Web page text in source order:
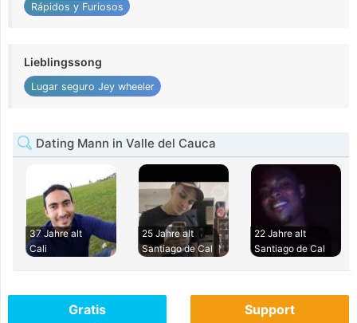
Rápidos y Furiosos
Lieblingssong
Lugar seguro Jey wheeler
Dating Mann in Valle del Cauca
37 Jahre alt
Cali
25 Jahre alt
Santiago de Cal
22 Jahre alt
Santiago de Cal
Gratis Support